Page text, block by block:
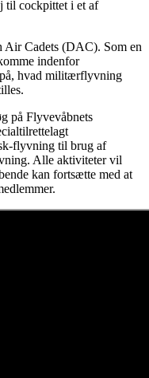
til cockpittet i et af
Air Cadets (DAC). Som en
indenfor
hvad militærflyvning
på Flyvevåbnets
flyvning til brug af
Alle aktiviteter vil
kan fortsætte med at